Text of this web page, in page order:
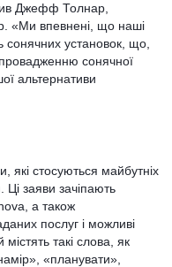
Джефф Толнар,
«Ми впевнені, що наші
сонячних установок, що,
сонячної
альтернативи
які стосуються майбутніх
Ці заяви зачіпають
а також
послуг і можливі
такі слова, як
«планувати»,